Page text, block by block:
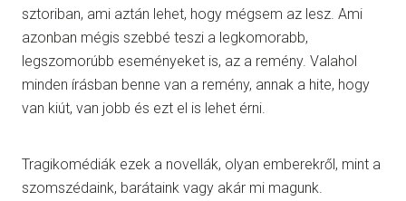
sztoriban, ami aztán lehet, hogy mégsem az lesz. Ami
azonban mégis szebbé teszi a legkomorabb,
legszomorúbb eseményeket is, az a remény. Valahol
minden írásban benne van a remény, annak a hite, hogy
van kiút, van jobb és ezt el is lehet érni.
Tragikomédiák ezek a novellák, olyan emberekről, mint a
szomszédaink, barátaink vagy akár mi magunk.